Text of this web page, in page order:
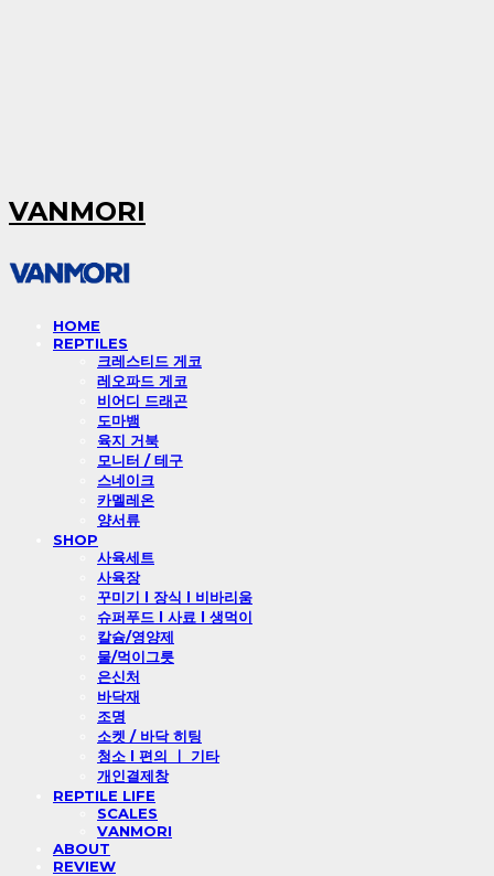
VANMORI
HOME
REPTILES
크레스티드 게코
레오파드 게코
비어디 드래곤
도마뱀
육지 거북
모니터 / 테구
스네이크
카멜레온
양서류
SHOP
사육세트
사육장
꾸미기 l 장식 l 비바리움
슈퍼푸드 l 사료 l 생먹이
칼슘/영양제
물/먹이그릇
은신처
바닥재
조명
소켓 / 바닥 히팅
청소 l 편의 ㅣ 기타
개인결제창
REPTILE LIFE
SCALES
VANMORI
ABOUT
REVIEW